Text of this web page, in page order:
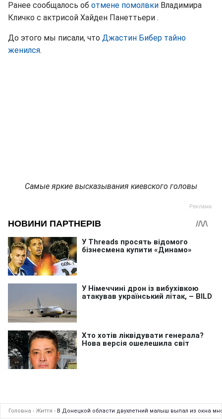
Ранее сообщалось об отмене помолвки Владимира
Кличко с актрисой Хайден Панеттьери .
До этого мы писали, что Джастин Бибер тайно
женился.
Самые яркие высказывания киевского головы
Головна › Життя › В Донецкой области двухлетний малыш выпал из окна